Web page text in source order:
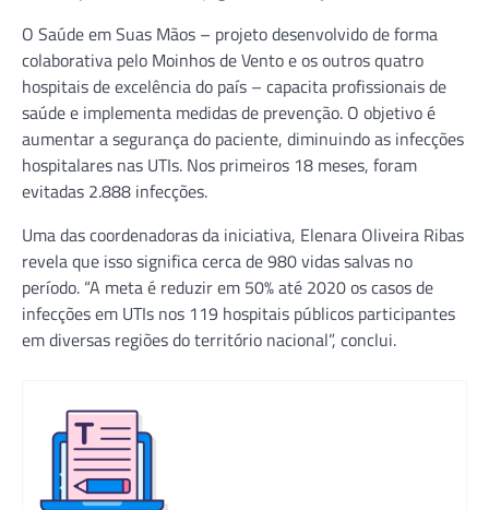
O Saúde em Suas Mãos – projeto desenvolvido de forma
colaborativa pelo Moinhos de Vento e os outros quatro
hospitais de excelência do país – capacita profissionais de
saúde e implementa medidas de prevenção. O objetivo é
aumentar a segurança do paciente, diminuindo as infecções
hospitalares nas UTIs. Nos primeiros 18 meses, foram
evitadas 2.888 infecções.
Uma das coordenadoras da iniciativa, Elenara Oliveira Ribas
revela que isso significa cerca de 980 vidas salvas no
período. “A meta é reduzir em 50% até 2020 os casos de
infecções em UTIs nos 119 hospitais públicos participantes
em diversas regiões do território nacional”, conclui.